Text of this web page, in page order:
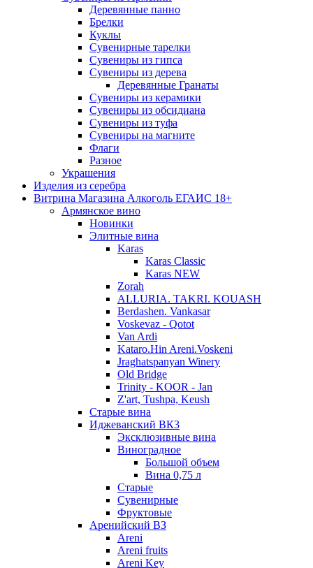
Деревянные панно
Брелки
Куклы
Сувенирные тарелки
Сувениры из гипса
Сувениры из дерева
Деревянные Гранаты
Сувениры из керамики
Сувениры из обсидиана
Сувениры из туфа
Сувениры на магните
Флаги
Разное
Украшения
Изделия из серебра
Витрина Магазина Алкоголь ЕГАИС 18+
Армянское вино
Новинки
Элитные вина
Karas
Karas Classic
Karas NEW
Zorah
ALLURIA. TAKRI. KOUASH
Berdashen. Vankasar
Voskevaz - Qotot
Van Ardi
Kataro.Hin Areni.Voskeni
Jraghatspanyan Winery
Old Bridge
Trinity - KOOR - Jan
Z'art, Tushpa, Keush
Старые вина
Иджеванский ВК3
Эксклюзивные вина
Виноградное
Большой объем
Вина 0,75 л
Старые
Сувенирные
Фруктовые
Аренийский ВЗ
Areni
Areni fruits
Areni Key